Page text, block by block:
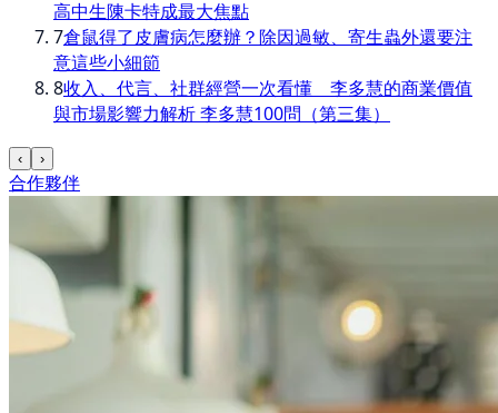
高中生陳卡特成最大焦點
7倉鼠得了皮膚病怎麼辦？除因過敏、寄生蟲外還要注
意這些小細節
8收入、代言、社群經營一次看懂 李多慧的商業價值
與市場影響力解析 李多慧100問（第三集）
‹ ›
合作夥伴